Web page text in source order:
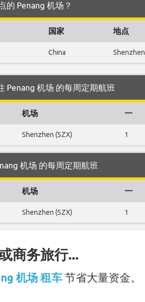
的 Penang 机场？
国家 地点
China Shenzhen
Penang 机场 的每周定期航班
机场 一
Shenzhen (SZX) 1
机场 的每周定期航班
机场 一
Shenzhen (SZX) 1
商务旅行...
机场 租车节省大量资金。